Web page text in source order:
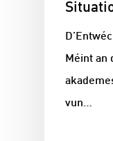
Méint an
vun…